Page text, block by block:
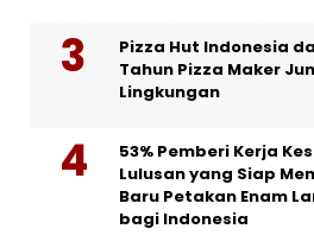
Pizza Hut Indonesia
Tahun Pizza Maker
Lingkungan
53% Pemberi Kerja
Lulusan yang Siap
Baru Petakan Enam
bagi Indonesia